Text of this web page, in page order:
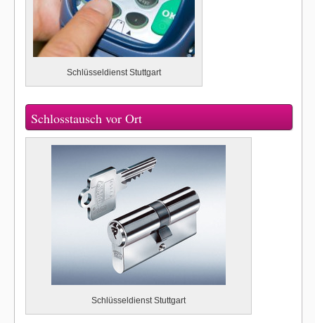
Schlüsseldienst Stuttgart
Schlosstausch vor Ort
Schlüsseldienst Stuttgart